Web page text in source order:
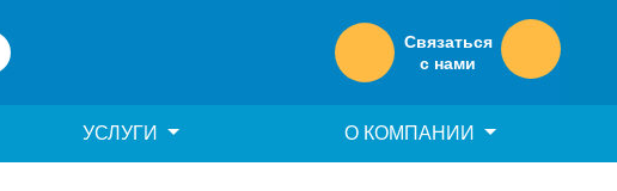
Связаться
с нами
УСЛУГИ О КОМПАНИИ